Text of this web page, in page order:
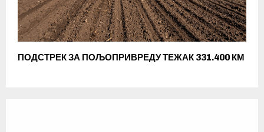
ПОДСТРЕК ЗА ПОЉОПРИВРЕДУ ТЕЖАК 331.400 КМ